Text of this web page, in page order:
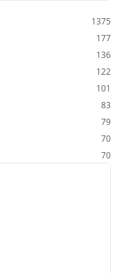
1375
177
136
122
101
83
79
70
70